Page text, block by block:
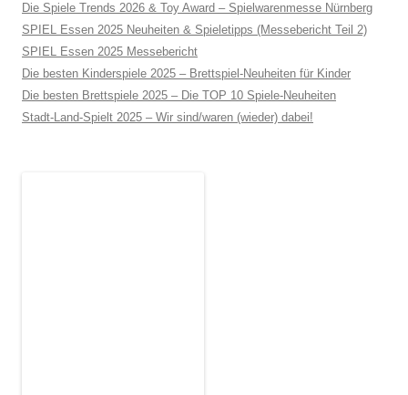
Die Spiele Trends 2026 & Toy Award – Spielwarenmesse Nürnberg
SPIEL Essen 2025 Neuheiten & Spieletipps (Messebericht Teil 2)
SPIEL Essen 2025 Messebericht
Die besten Kinderspiele 2025 – Brettspiel-Neuheiten für Kinder
Die besten Brettspiele 2025 – Die TOP 10 Spiele-Neuheiten
Stadt-Land-Spielt 2025 – Wir sind/waren (wieder) dabei!